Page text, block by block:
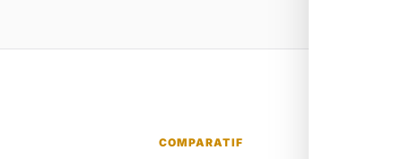
COMPARATIF